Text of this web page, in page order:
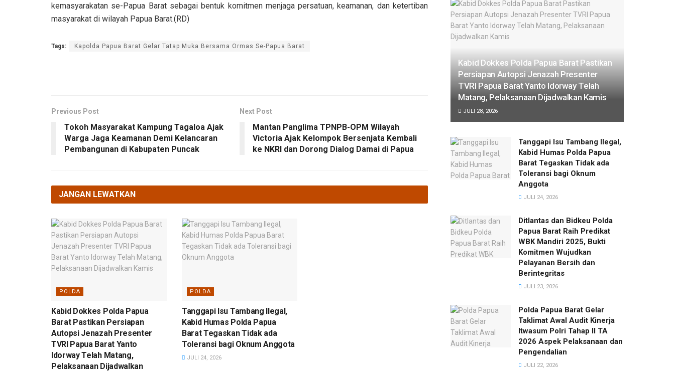
kemasyarakatan se-Papua Barat sebagai bentuk komitmen menjaga persatuan, keamanan, dan ketertiban
masyarakat di wilayah Papua Barat.(RD)
Tags: Kapolda Papua Barat Gelar Tatap Muka Bersama Ormas Se-Papua Barat
Previous Post
Tokoh Masyarakat Kampung Tagaloa Ajak
Warga Jaga Keamanan Demi Kelancaran
Pembangunan di Kabupaten Puncak
Next Post
Mantan Panglima TPNPB-OPM Wilayah
Victoria Ajak Kelompok Bersenjata Kembali
ke NKRI dan Dorong Dialog Damai di Papua
JANGAN LEWATKAN
POLDA
Kabid Dokkes Polda Papua
Barat Pastikan Persiapan
Autopsi Jenazah Presenter
TVRI Papua Barat Yanto
Idorway Telah Matang,
Pelaksanaan Dijadwalkan
POLDA
Tanggapi Isu Tambang Ilegal,
Kabid Humas Polda Papua
Barat Tegaskan Tidak ada
Toleransi bagi Oknum Anggota
JULI 24, 2026
Kabid Dokkes Polda Papua Barat Pastikan
Persiapan Autopsi Jenazah Presenter
TVRI Papua Barat Yanto Idorway Telah
Matang, Pelaksanaan Dijadwalkan Kamis
JULI 28, 2026
Tanggapi Isu Tambang Ilegal,
Kabid Humas Polda Papua
Barat Tegaskan Tidak ada
Toleransi bagi Oknum
Anggota
JULI 24, 2026
Ditlantas dan Bidkeu Polda
Papua Barat Raih Predikat
WBK Mandiri 2025, Bukti
Komitmen Wujudkan
Pelayanan Bersih dan
Berintegritas
JULI 23, 2026
Polda Papua Barat Gelar
Taklimat Awal Audit Kinerja
Itwasum Polri Tahap II TA
2026 Aspek Pelaksanaan dan
Pengendalian
JULI 22, 2026